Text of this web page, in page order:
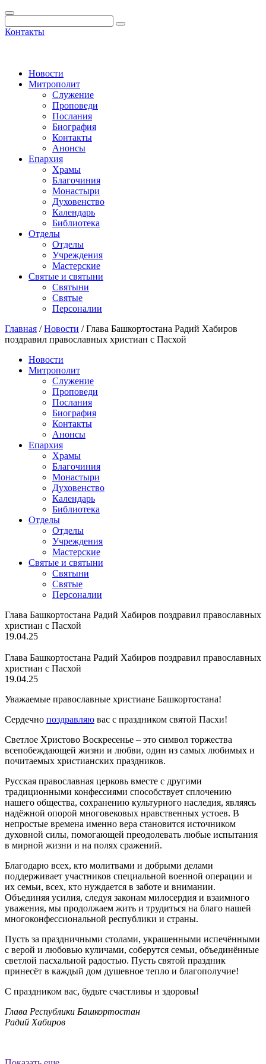
Контакты
Новости
Митрополит
Служение
Проповеди
Послания
Биография
Контакты
Анонсы
Епархия
Храмы
Благочиния
Монастыри
Духовенство
Календарь
Библиотека
Отделы
Отделы
Учреждения
Мастерские
Святые и святыни
Cвятыни
Cвятые
Персоналии
Главная /Новости /Глава Башкортостана Радий Хабиров
поздравил православных христиан с Пасхой
Новости
Митрополит
Служение
Проповеди
Послания
Биография
Контакты
Анонсы
Епархия
Храмы
Благочиния
Монастыри
Духовенство
Календарь
Библиотека
Отделы
Отделы
Учреждения
Мастерские
Святые и святыни
Cвятыни
Cвятые
Персоналии
Глава Башкортостана Радий Хабиров поздравил православных
христиан с Пасхой
19.04.25
Глава Башкортостана Радий Хабиров поздравил православных
христиан с Пасхой
19.04.25
Уважаемые православные христиане Башкортостана!
Сердечно поздравляю вас с праздником святой Пасхи!
Светлое Христово Воскресенье – это символ торжества
всепобеждающей жизни и любви, один из самых любимых и
почитаемых христианских праздников.
Русская православная церковь вместе с другими
традиционными конфессиями способствует сплочению
нашего общества, сохранению культурного наследия, являясь
надёжной опорой многовековых нравственных устоев. В
непростые времена именно вера становится источником
духовной силы, помогающей преодолевать любые испытания
в мирной жизни и на полях сражений.
Благодарю всех, кто молитвами и добрыми делами
поддерживает участников специальной военной операции и
их семьи, всех, кто нуждается в заботе и внимании.
Объединяя усилия, следуя законам милосердия и взаимного
уважения, мы продолжаем жить и трудиться на благо нашей
многоконфессиональной республики и страны.
Пусть за праздничными столами, украшенными испечёнными
с верой и любовью куличами, соберутся семьи, объединённые
светлой пасхальной радостью. Пусть святой праздник
принесёт в каждый дом душевное тепло и благополучие!
С праздником вас, будьте счастливы и здоровы!
Глава Республики Башкортостан
Радий Хабиров